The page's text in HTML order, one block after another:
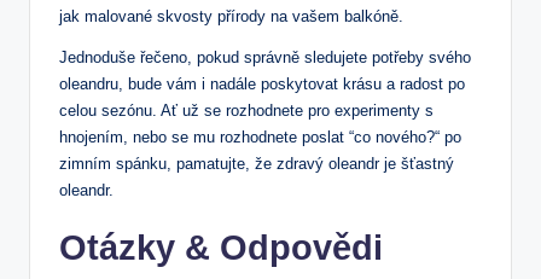
jak⁢ malované skvosty ‍přírody⁣ na ‌vašem balkóně.
Jednoduše ‌řečeno, pokud správně sledujete potřeby svého
⁢oleandru, bude vám i ​nadále poskytovat krásu a radost po
celou ⁤sezónu. Ať⁢ už se rozhodnete pro experimenty s
⁢hnojením, nebo ⁣se mu rozhodnete ⁣poslat ⁢“co nového?“ po ​
zimním spánku, pamatujte, že zdravý⁤ oleandr je šťastný
oleandr.
Otázky & Odpovědi